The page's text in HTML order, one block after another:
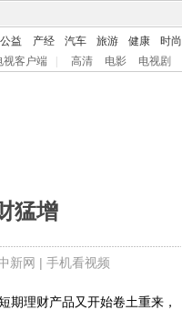
公益 产经 汽车 旅游 健康 时尚
视客户端 高清 电影 电视剧
猛增
新网 | 手机看视频
理财产品又开始卷土重来，